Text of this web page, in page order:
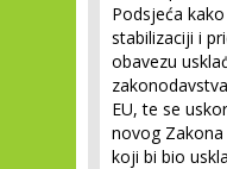
Podsjeća
stabilizaciji i
obavezu
EU, te se
novog
koji bi bio